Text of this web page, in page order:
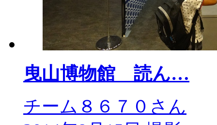
曳山博物館 読ん…
チーム８６７０さん